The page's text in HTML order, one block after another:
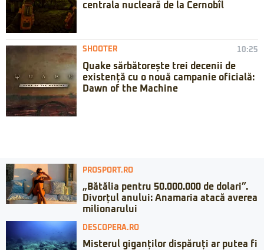
centrala nucleară de la Cernobîl
SHOOTER 10:25
Quake sărbătorește trei decenii de
existență cu o nouă campanie oficială:
Dawn of the Machine
PROSPORT.RO
„Bătălia pentru 50.000.000 de dolari”.
Divorțul anului: Anamaria atacă averea
milionarului
DESCOPERA.RO
Misterul giganților dispăruți ar putea fi